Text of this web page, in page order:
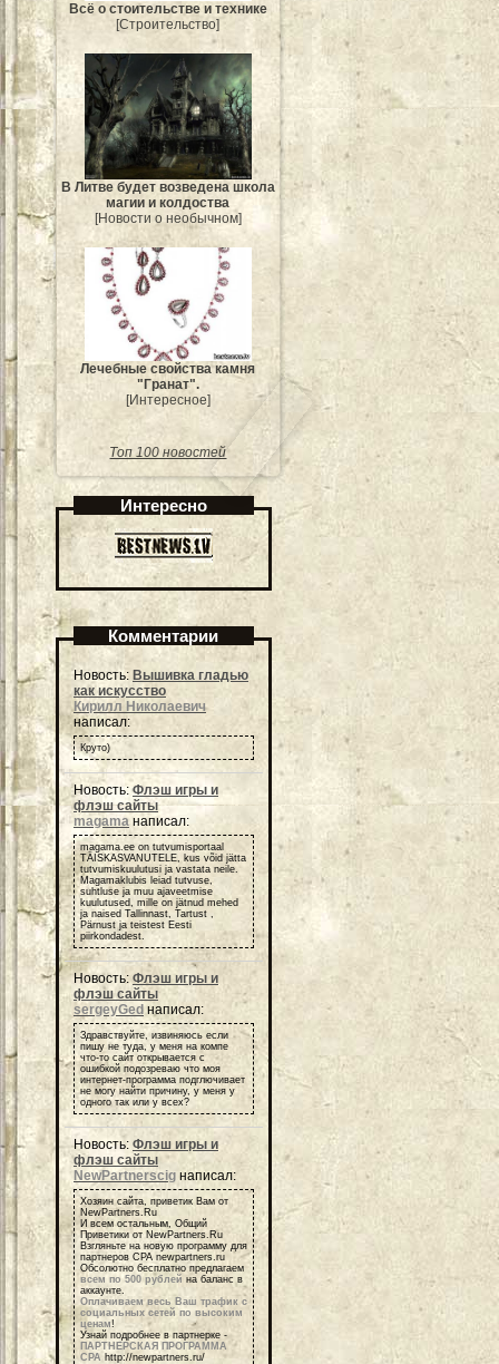
Всё о стоительстве и технике
[Строительство]
В Литве будет возведена школа
магии и колдоства
[Новости о необычном]
Лечебные свойства камня
"Гранат".
[Интересное]
Топ 100 новостей
Интересно
Комментарии
Новость: Вышивка гладью
как искусство
Кирилл Николаевич
написал:
Круто)
Новость:Флэш игры и
флэш сайты
magama написал:
magama.ee on tutvumisportaal
TÄISKASVANUTELE, kus võid jätta
tutvumiskuulutusi ja vastata neile.
Magamaklubis leiad tutvuse,
suhtluse ja muu ajaveetmise
kuulutused, mille on jätnud mehed
ja naised Tallinnast, Tartust ,
Pärnust ja teistest Eesti
piirkondadest.
Новость: Флэш игры и
флэш сайты
sergeyGed написал:
Здравствуйте, извиняюсь если
пишу не туда, у меня на компе
что-то сайт открывается с
ошибкой подозреваю что моя
интернет-программа подглючивает
не могу найти причину, у меня у
одного так или у всех?
Новость: Флэш игры и
флэш сайты
NewPartnerscig написал:
Хозяин сайта, приветик Вам от
NewPartners.Ru
И всем остальным, Общий
Приветики от NewPartners.Ru
Взгляньте на новую программу для
партнеров СРА newpartners.ru
Обсолютно бесплатно предлагаем
всем по 500 рублей на баланс в
аккаунте.
Оплачиваем весь Ваш трафик с
социальных сетей по высоким
ценам!
Узнай подробнее в партнерке -
ПАРТНЕРСКАЯ ПРОГРАММА
СРА http://newpartners.ru/